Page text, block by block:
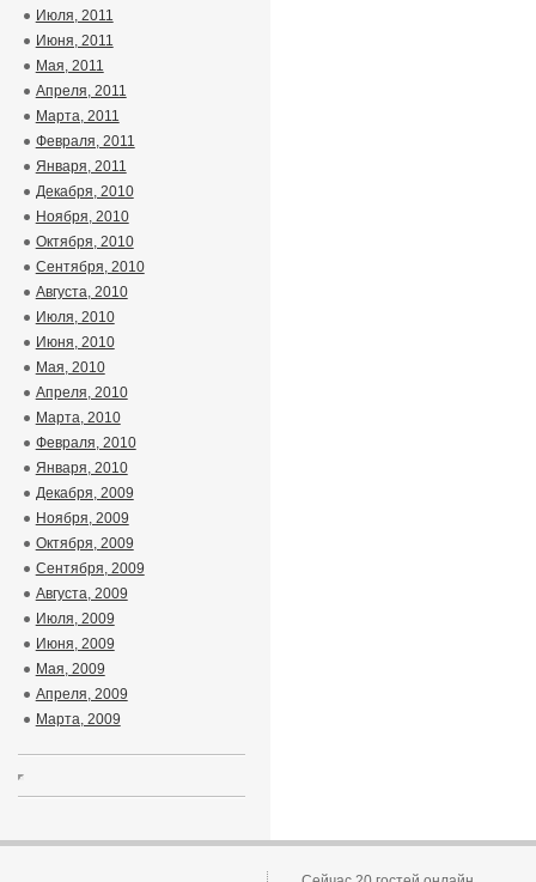
Июля, 2011
Июня, 2011
Мая, 2011
Апреля, 2011
Марта, 2011
Февраля, 2011
Января, 2011
Декабря, 2010
Ноября, 2010
Октября, 2010
Сентября, 2010
Августа, 2010
Июля, 2010
Июня, 2010
Мая, 2010
Апреля, 2010
Марта, 2010
Февраля, 2010
Января, 2010
Декабря, 2009
Ноября, 2009
Октября, 2009
Сентября, 2009
Августа, 2009
Июля, 2009
Июня, 2009
Мая, 2009
Апреля, 2009
Марта, 2009